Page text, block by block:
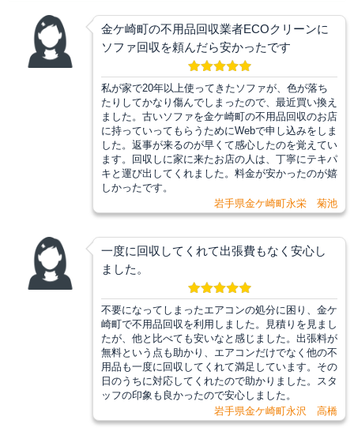
金ケ崎町の不用品回収業者ECOクリーンに
ソファ回収を頼んだら安かったです
私が家で20年以上使ってきたソファが、色が落ち
たりしてかなり傷んでしまったので、最近買い換え
ました。古いソファを金ケ崎町の不用品回収のお店
に持っていってもらうためにWebで申し込みをしま
した。返事が来るのが早くて感心したのを覚えてい
ます。回収しに家に来たお店の人は、丁寧にテキパ
キと運び出してくれました。料金が安かったのが嬉
しかったです。
岩手県金ケ崎町永栄 菊池
一度に回収してくれて出張費もなく安心し
ました。
不要になってしまったエアコンの処分に困り、金ケ
崎町で不用品回収を利用しました。見積りを見まし
たが、他と比べても安いなと感じました。出張料が
無料という点も助かり、エアコンだけでなく他の不
用品も一度に回収してくれて満足しています。その
日のうちに対応してくれたので助かりました。スタ
ッフの印象も良かったので安心しました。
岩手県金ケ崎町永沢 高橋